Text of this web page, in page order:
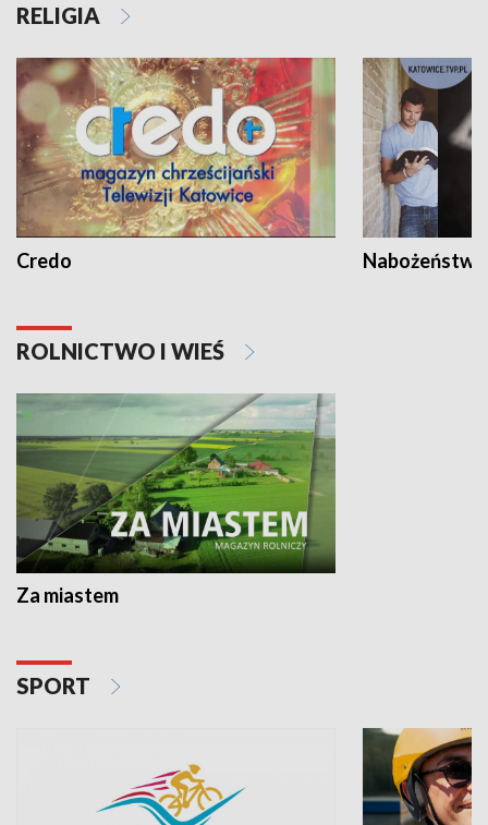
RELIGIA
Credo
ROLNICTWO I WIEŚ
Za miastem
SPORT